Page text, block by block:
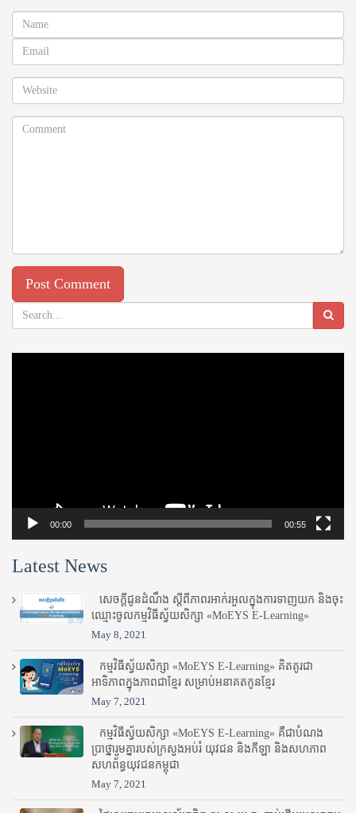
00:00 00:55
Latest News
សេចក្តីជូនដំណឹង ស្តី​ពីភាព​រអាក់រអួល​ក្នុងការ​ទាញ​យក និង​ចុះ​
ឈ្មោះ​ចូល​កម្មវិធី​ស្វ័យសិក្សា «MoEYS E-Learning»
May 8, 2021
កម្មវិធីស្វ័យសិក្សា «MoEYS E-Learning» គិតគូរជា
អាទិភាពក្នុងភាពជាខ្មែរ សម្រាប់អនាគតកូនខ្មែរ
May 7, 2021
កម្មវិធីស្វ័យសិក្សា «MoEYS E-Learning» គឺជាបំណង
ប្រាថ្នារួមគ្នារបស់ក្រសួងអប់រំ​ យុវជន និងកីឡា និងសហភាព
សហព័ន្ធយុវជនកម្ពុជា
May 7, 2021